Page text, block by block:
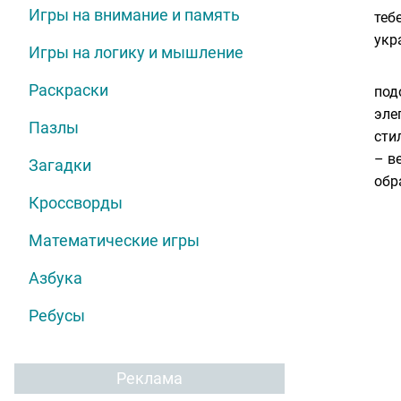
Игры на внимание и память
Игры на логику и мышление
Раскраски
Пазлы
Загадки
Кроссворды
Математические игры
Азбука
Ребусы
Реклама
–